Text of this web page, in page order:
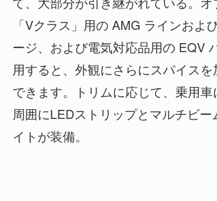
「Vクラス」用の AMG ラインおよ
ージ、および電気対応品用の EQV
用すると、外観にさらにスパイス
できます。トリムに応じて、乗用
周囲にLEDストリップとマルチビー
イトが装備。